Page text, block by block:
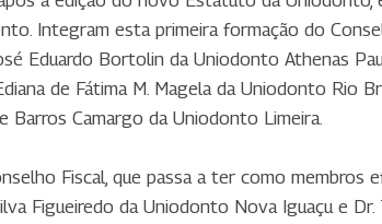
Integram esta primeira formação do
Eduardo Bortolin da Uniodonto Athenas
de Fátima M. Magela da Uniodonto Rio
Barros Camargo da Uniodonto Limeira.
Fiscal, que passa a ter como membros
Figueiredo da Uniodonto Nova Iguaçu e